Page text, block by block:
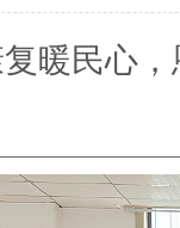
暖民心